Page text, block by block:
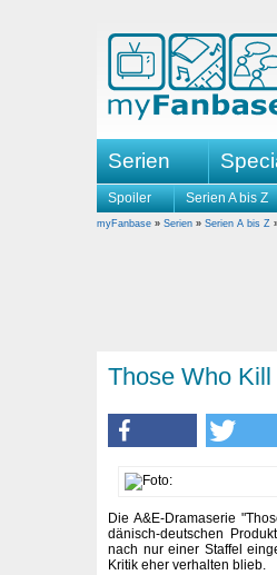
Serien
Spoiler Serien A bis Z
myFanbase » Serien » Serien A bis Z
Those Who Kill
Die A&E-Dramaserie
dänisch-deutschen
nach nur einer Staffel
Kritik eher verhalten blieb.